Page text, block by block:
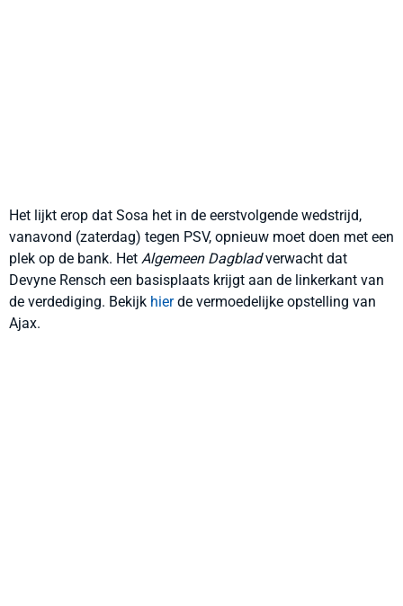
Het lijkt erop dat Sosa het in de eerstvolgende wedstrijd,
vanavond (zaterdag) tegen PSV, opnieuw moet doen met een
plek op de bank. Het Algemeen Dagbladverwacht dat
Devyne Rensch een basisplaats krijgt aan de linkerkant van
de verdediging. Bekijk hierde vermoedelijke opstelling van
Ajax.